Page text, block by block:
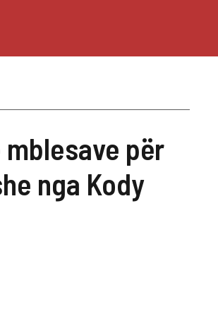
për
nga Kody